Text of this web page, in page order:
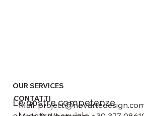
OUR SERVICES
Le nostre competenze
CONTATTI
Mail: